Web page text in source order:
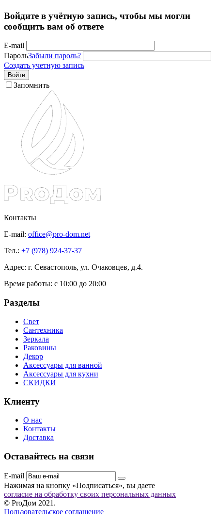
Войдите в учётную запись, чтобы мы могли
сообщить вам об ответе
E-mail
ПарольЗабыли пароль?
Создать учетную запись
Войти
Запомнить
Контакты
E-mail: office@pro-dom.net
Тел.: +7 (978) 924-37-37
Адрес: г. Севастополь, ул. Очаковцев, д.4.
Время работы: с 10:00 до 20:00
Разделы
Свет
Сантехника
Зеркала
Раковины
Декор
Аксессуары для ванной
Аксессуары для кухни
СКИДКИ
Клиенту
О нас
Контакты
Доставка
Оставайтесь на связи
E-mail
Нажимая на кнопку «Подписаться», вы даете
согласие на обработку своих персональных данных
© ProДом 2021.
Пользовательское соглашение